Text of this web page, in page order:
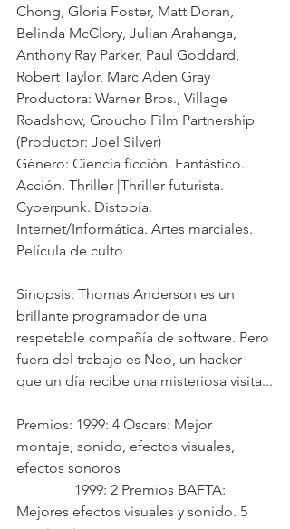
Chong, Gloria Foster, Matt Doran,
Belinda McClory, Julian Arahanga,
Anthony Ray Parker, Paul Goddard,
Robert Taylor, Marc Aden Gray
Productora: Warner Bros., Village
Roadshow, Groucho Film Partnership
(Productor: Joel Silver)
Género: Ciencia ficción. Fantástico.
Acción. Thriller |Thriller futurista.
Cyberpunk. Distopía.
Internet/Informática. Artes marciales.
Película de culto
Sinopsis: Thomas Anderson es un
brillante programador de una
respetable compañía de software. Pero
fuera del trabajo es Neo, un hacker
que un día recibe una misteriosa visita...
Premios: 1999: 4 Oscars: Mejor
montaje, sonido, efectos visuales,
efectos sonoros
Mejores efectos visuales y sonido. 5